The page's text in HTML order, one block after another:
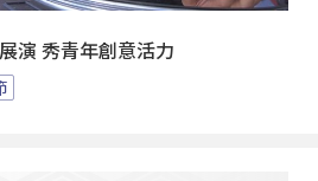
演 秀青年創意活力